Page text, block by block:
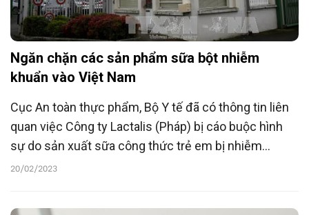
Ngăn chặn các sản phẩm sữa bột nhiễm
khuẩn vào Việt Nam
Cục An toàn thực phẩm, Bộ Y tế đã có thông tin liên
quan việc Công ty Lactalis (Pháp) bị cáo buộc hình
sự do sản xuất sữa công thức trẻ em bị nhiễm
Salmonella. Trước đó vào năm 2022, Cục cũng ghi
20/02/2023